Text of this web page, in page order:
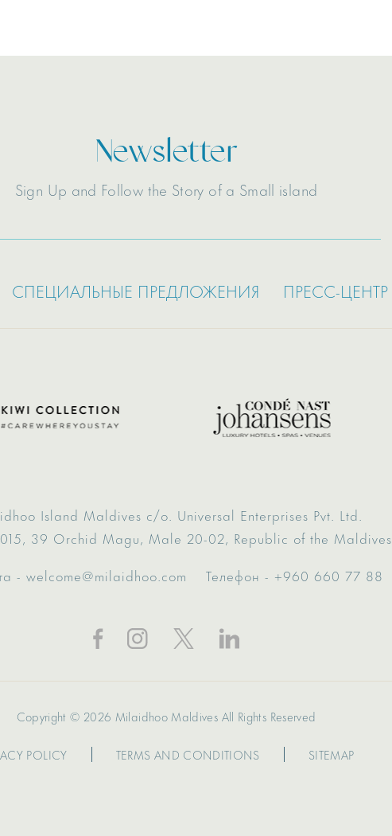
Newsletter
Sign Up and Follow the Story of a Small island
СПЕЦИАЛЬНЫЕ ПРЕДЛОЖЕНИЯ ПРЕСС-ЦЕНТР
Island Maldives c/o. Universal Enterprises Pvt. Ltd.
39 Orchid Magu, Male 20-02, Republic of the Maldives
- welcome@milaidhoo.com Телефон - +960 660 77 88
Copyright © 2026 Milaidhoo Maldives All Rights Reserved
POLICY TERMS AND CONDITIONS SITEMAP